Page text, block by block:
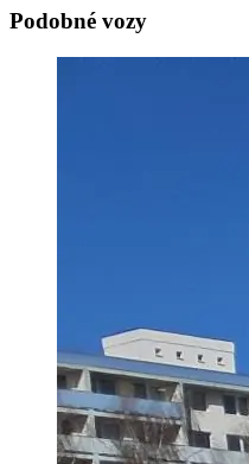
Podobné vozy